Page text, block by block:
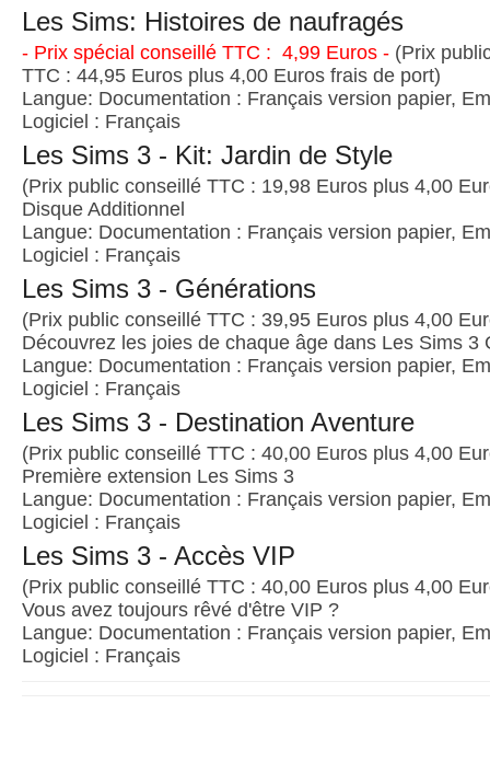
Les Sims: Histoires de naufragés
- Prix spécial conseillé TTC : 4,99 Euros - (Prix
TTC : 44,95 Euros plus 4,00 Euros frais de port)
Langue: Documentation : Français version papier,
Logiciel : Français
Les Sims 3 - Kit: Jardin de Style
(Prix public conseillé TTC : 19,98 Euros plus 4,00
Disque Additionnel
Langue: Documentation : Français version papier,
Logiciel : Français
Les Sims 3 - Générations
(Prix public conseillé TTC : 39,95 Euros plus 4,00
Découvrez les joies de chaque âge dans Les Sims 3
Langue: Documentation : Français version papier,
Logiciel : Français
Les Sims 3 - Destination Aventure
(Prix public conseillé TTC : 40,00 Euros plus 4,00
Première extension Les Sims 3
Langue: Documentation : Français version papier,
Logiciel : Français
Les Sims 3 - Accès VIP
(Prix public conseillé TTC : 40,00 Euros plus 4,00
Vous avez toujours rêvé d'être VIP ?
Langue: Documentation : Français version papier,
Logiciel : Français